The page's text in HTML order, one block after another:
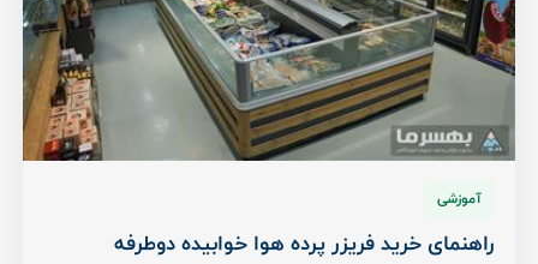
آموزشی
راهنمای خرید فریزر پرده هوا خوابیده دوطرفه